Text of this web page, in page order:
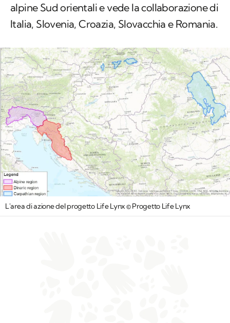
alpine Sud orientali e vede la collaborazione di
Italia, Slovenia, Croazia, Slovacchia e Romania.
L'area di azione del progetto Life Lynx © Progetto Life Lynx